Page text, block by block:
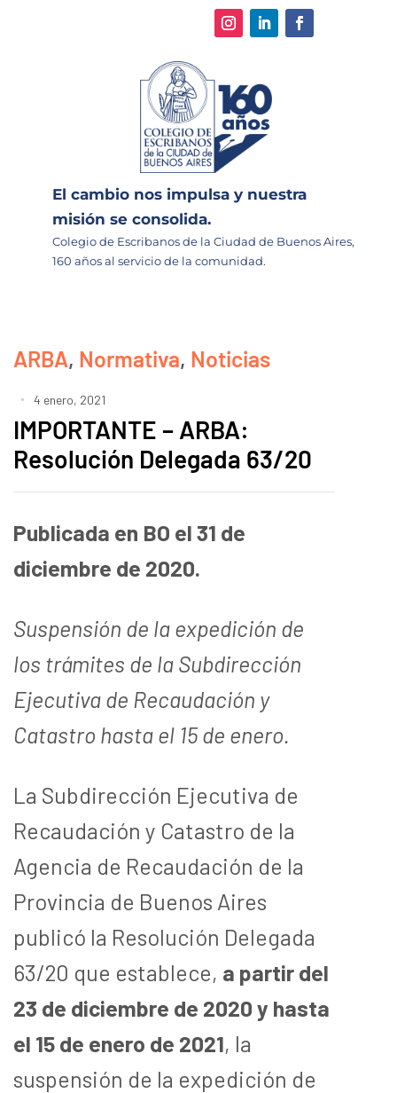
El cambio nos impulsa y nuestra
misión se consolida.
Colegio de Escribanos de la Ciudad de Buenos Aires,
160 años al servicio de la comunidad.
ARBA, Normativa, Noticias
4 enero, 2021
IMPORTANTE – ARBA:
Resolución Delegada 63/20
Publicada en BO el 31 de
diciembre de 2020.
Suspensión de la expedición de
los trámites de la Subdirección
Ejecutiva de Recaudación y
Catastro hasta el 15 de enero.
La Subdirección Ejecutiva de
Recaudación y Catastro de la
Agencia de Recaudación de la
Provincia de Buenos Aires
publicó la Resolución Delegada
63/20 que establece, a partir del
23 de diciembre de 2020 y hasta
el 15 de enero de 2021, la
suspensión de la expedición de